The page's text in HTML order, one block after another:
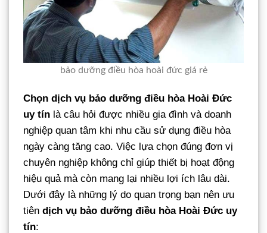
bảo dưỡng điều hòa hoài đức giá rẻ
Chọn dịch vụ bảo dưỡng điều hòa Hoài Đức
uy tín là câu hỏi được nhiều gia đình và doanh
nghiệp quan tâm khi nhu cầu sử dụng điều hòa
ngày càng tăng cao. Việc lựa chọn đúng đơn vị
chuyên nghiệp không chỉ giúp thiết bị hoạt động
hiệu quả mà còn mang lại nhiều lợi ích lâu dài.
Dưới đây là những lý do quan trọng bạn nên ưu
tiên dịch vụ bảo dưỡng điều hòa Hoài Đức uy
tín: